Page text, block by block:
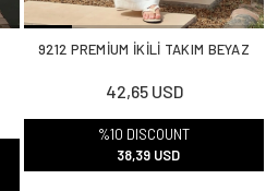
9212 PREMİUM İKİLİ TAKIM BEYAZ
42,65 USD
%10 DISCOUNT
38,39 USD